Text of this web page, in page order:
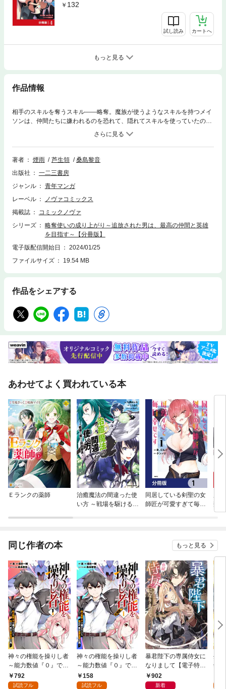
132
試し読み カートへ
もっと見る
作品情報
相手のスキルを奪うスキル――略奪。魔族が使うようなスキルを持つメイ
ソンは、仲間たちに嫌われるのを恐れて、隠れてスキルを使っていたのだ
が、ついに勇者パーティを追放されてしまう。一人になったメイソンは、
次こそは、仲間を信じる最高のパーティを作ろうと決める。そんな彼の前
に、エルフのお姫様――ルーナが現れ……!?
著者
煙雨 芦生領
桑島黎音
出版社
一二三書房
ジャンル
青年マンガ
レーベル
ノヴァコミックス
掲載誌
コミックノヴァ
シリーズ
略奪使いの成り上がり～追放された男は、最高の仲間と英雄
を目指す～【分冊版】
電子版配信開始日
2024/01/25
ファイルサイズ
19.54 MB
作品をシェアする
あわせてよく買われている本
Ｅランクの薬師
治癒魔法の間違った使
い方 ～戦場を駆ける回
同居している剣聖の女
師匠が可愛すぎて毎日
類
少
同じ作者の本 もっと見る
神々の権能を操りし者
～能力数値『０』で蔑
まれている俺だが、実
は世界最強の一角～(1)
792
試読フル
神々の権能を操りし者
～能力数値『０』で蔑
まれている俺だが、実
は世界最強の一角～
158
試読フル
暴君陛下の専属侍女に
なりまして【電子特典
付き】
902
新着
生
剣
す